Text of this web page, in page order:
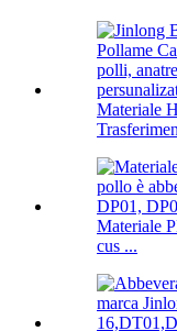
Materiale
Materiale
cus ...